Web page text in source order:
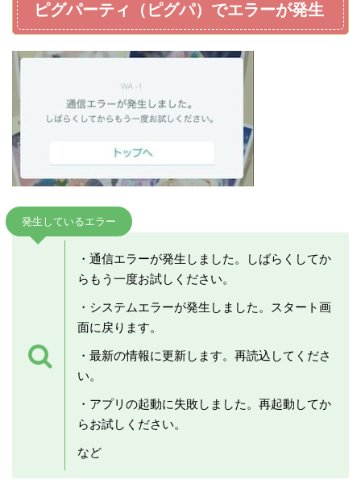
ピグパーティ（ピグパ）でエラーが発生
発生しているエラー
・通信エラーが発生しました。しばらくしてか
らもう一度お試しください。
・システムエラーが発生しました。スタート画
面に戻ります。
・最新の情報に更新します。再読込してくださ
い。
・アプリの起動に失敗しました。再起動してか
らお試しください。
など